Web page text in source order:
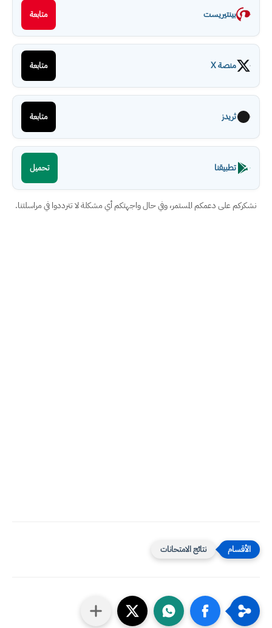
بينتيريست متابعة
منصة X متابعة
ثريدز متابعة
تطبيقنا تحميل
نشكركم على دعمكم المستمر، وفي حال واجهتكم أي مشكلة لا تترددوا في مراسلتنا.
نتائج الامتحانات